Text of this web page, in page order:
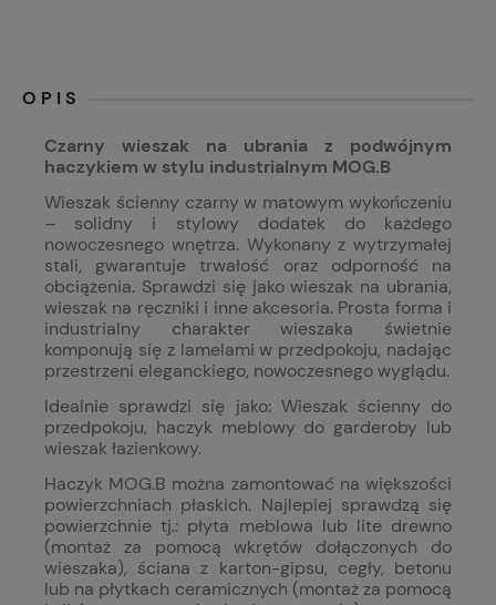
OPIS
Czarny wieszak na ubrania z podwójnym
haczykiem w stylu industrialnym MOG.B
Wieszak ścienny czarny w matowym wykończeniu
– solidny i stylowy dodatek do każdego
nowoczesnego wnętrza. Wykonany z wytrzymałej
stali, gwarantuje trwałość oraz odporność na
obciążenia. Sprawdzi się jako wieszak na ubrania,
wieszak na ręczniki i inne akcesoria. Prosta forma i
industrialny charakter wieszaka świetnie
komponują się z lamelami w przedpokoju, nadając
przestrzeni eleganckiego, nowoczesnego wyglądu.
Idealnie sprawdzi się jako: Wieszak ścienny do
przedpokoju, haczyk meblowy do garderoby lub
wieszak łazienkowy.
Haczyk MOG.B można zamontować na większości
powierzchniach płaskich. Najlepiej sprawdzą się
powierzchnie tj.: płyta meblowa lub lite drewno
(montaż za pomocą wkrętów dołączonych do
wieszaka), ściana z karton-gipsu, cegły, betonu
lub na płytkach ceramicznych (montaż za pomocą